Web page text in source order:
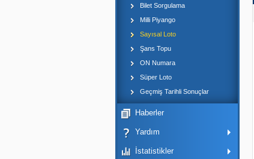
Bilet Sorgulama
Milli Piyango
Sayısal Loto
Şans Topu
ON Numara
Süper Loto
Geçmiş Tarihli Sonuçlar
Haberler
Yardım
İstatistikler